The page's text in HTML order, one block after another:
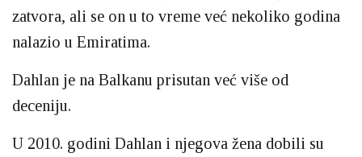
zatvora, ali se on u to vreme već nekoliko godina
nalazio u Emiratima.
Dahlan je na Balkanu prisutan već više od
deceniju.
U 2010. godini Dahlan i njegova žena dobili su